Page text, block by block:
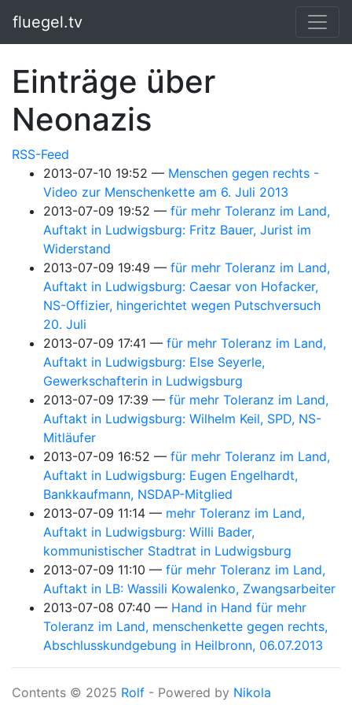
fluegel.tv
Einträge über
Neonazis
RSS-Feed
2013-07-10 19:52
Menschen gegen rechts -
Video zur Menschenkette am 6. Juli 2013
2013-07-09 19:52
für mehr Toleranz im Land,
Auftakt in Ludwigsburg: Fritz Bauer, Jurist im
Widerstand
2013-07-09 19:49
für mehr Toleranz im Land,
Auftakt in Ludwigsburg: Caesar von Hofacker,
NS-Offizier, hingerichtet wegen Putschversuch
20. Juli
2013-07-09 17:41
für mehr Toleranz im Land,
Auftakt in Ludwigsburg: Else Seyerle,
Gewerkschafterin in Ludwigsburg
2013-07-09 17:39
für mehr Toleranz im Land,
Auftakt in Ludwigsburg: Wilhelm Keil, SPD, NS-
Mitläufer
2013-07-09 16:52
für mehr Toleranz im Land,
Auftakt in Ludwigsburg: Eugen Engelhardt,
Bankkaufmann, NSDAP-Mitglied
2013-07-09 11:14
mehr Toleranz im Land,
Auftakt in Ludwigsburg: Willi Bader,
kommunistischer Stadtrat in Ludwigsburg
2013-07-09 11:10
für mehr Toleranz im Land,
Auftakt in LB: Wassili Kowalenko, Zwangsarbeiter
2013-07-08 07:40
Hand in Hand für mehr
Toleranz im Land, menschenkette gegen rechts,
Abschlusskundgebung in Heilbronn, 06.07.2013
Contents © 2025 Rolf - Powered by Nikola